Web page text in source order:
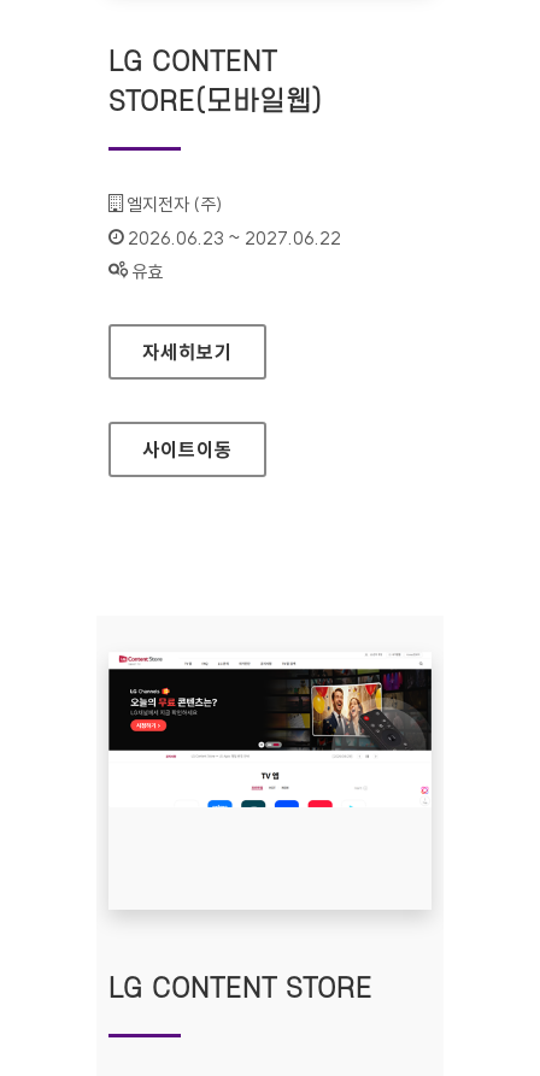
LG CONTENT
STORE(모바일웹)
기관명 :
엘지전자 (주)
인증기간 :
2026.06.23 ~ 2027.06.22
상태 :
유효
LG CONTENT STORE(모바일웹)
자세히보기
사이트이동
LG CONTENT STORE